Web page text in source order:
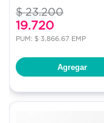
$ 23.200
19.720
PUM: $ 3,866.67 EMP
Agregar